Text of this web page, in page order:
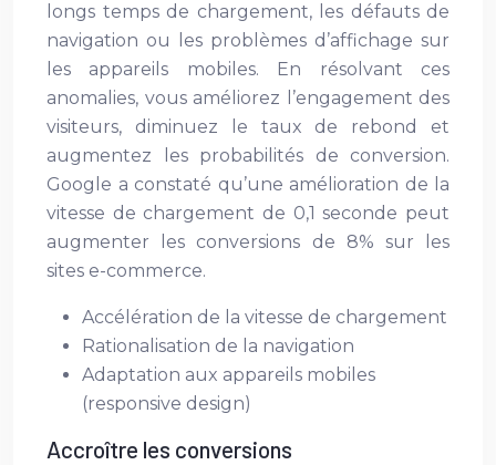
longs temps de chargement, les défauts de
navigation ou les problèmes d’affichage sur
les appareils mobiles. En résolvant ces
anomalies, vous améliorez l’engagement des
visiteurs, diminuez le taux de rebond et
augmentez les probabilités de conversion.
Google a constaté qu’une amélioration de la
vitesse de chargement de 0,1 seconde peut
augmenter les conversions de 8% sur les
sites e-commerce.
Accélération de la vitesse de chargement
Rationalisation de la navigation
Adaptation aux appareils mobiles
(responsive design)
Accroître les conversions